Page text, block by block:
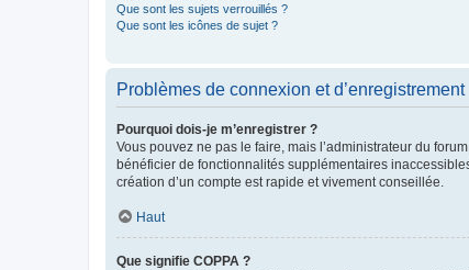
Que sont les sujets verrouillés ?
Que sont les icônes de sujet ?
Problèmes de connexion et d’enregistrement
Pourquoi dois-je m’enregistrer ?
Vous pouvez ne pas le faire, mais l’administrateur du
bénéficier de fonctionnalités supplémentaires
création d’un compte est rapide et vivement conseillée.
Haut
Que signifie COPPA ?